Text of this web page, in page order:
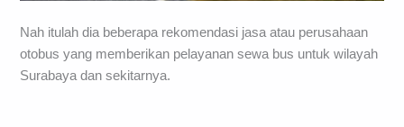
Nah itulah dia beberapa rekomendasi jasa atau perusahaan
otobus yang memberikan pelayanan sewa bus untuk wilayah
Surabaya dan sekitarnya.